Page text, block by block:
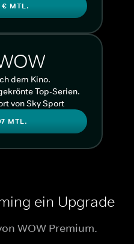
MTL.
dem Kino.
Top-Serien.
von Sky Sport
MTL.
ein Upgrade
WOW Premium.